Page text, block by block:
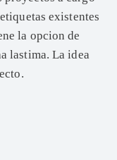
existentes
la opcion de
lastima. La idea